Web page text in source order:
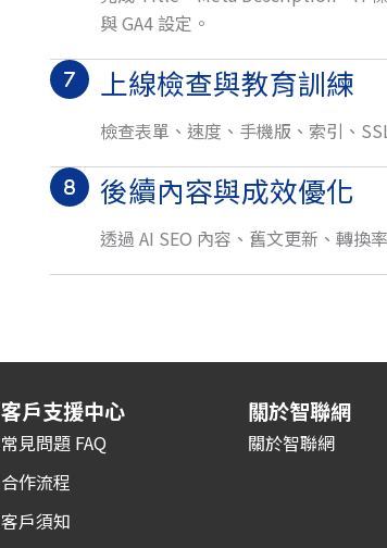
與 GA4 設定。
上線檢查與教育訓練
檢查表單、速度、手機版、索引、
後續內容與成效優化
透過 AI SEO 內容、舊文更新、轉換
客戶支援中心
常見問題 FAQ
合作流程
客戶須知
關於智聯網
關於智聯網